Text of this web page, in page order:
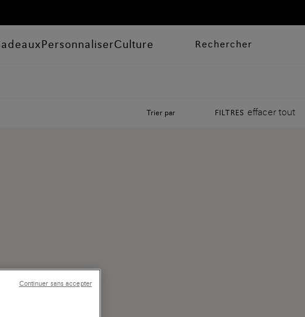
PersonnaliserCulture Rechercher
Trier par FILTRES effacer tout
Continuer sans accepter